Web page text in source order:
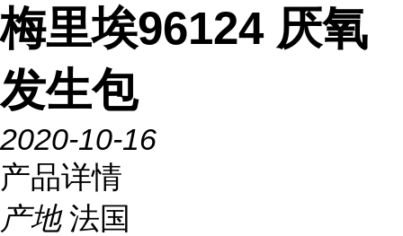
梅里埃96124 厌氧
发生包
2020-10-16
产品详情
产地 法国